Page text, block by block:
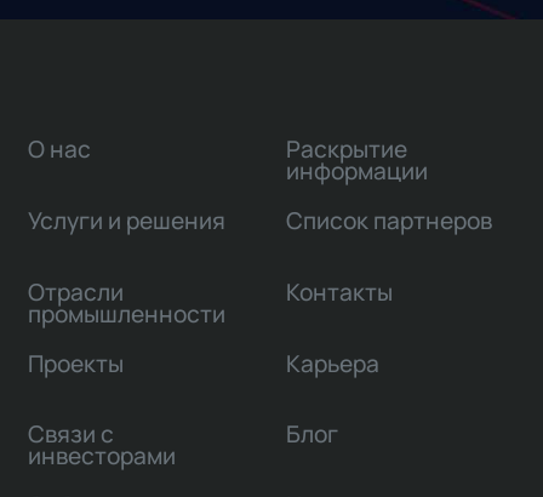
О нас
Услуги и решения
Отрасли
промышленности
Проекты
Связи с
инвесторами
Раскрытие
информации
Список партнеров
Контакты
Карьера
Блог